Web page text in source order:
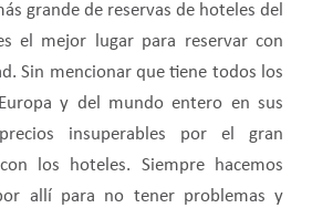
grande de reservas de hoteles del
el mejor lugar para reservar con
Sin mencionar que tiene todos los
y del mundo entero en sus
insuperables por el gran
los hoteles. Siempre hacemos
allí para no tener problemas y